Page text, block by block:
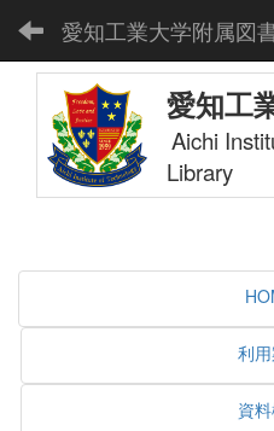
愛知工業大学附属図
愛知工
Aichi
Library
利
資